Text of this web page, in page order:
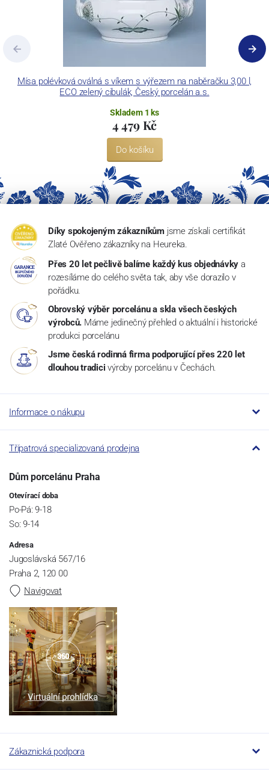
Mísa polévková oválná s víkem s výřezem na naběračku 3,00 l,
ECO zelený cibulák, Český porcelán a.s.
Skladem 1 ks
4 479 Kč
Do košíku
Díky spokojeným zákazníkům jsme získali certifikát
Zlaté Ověřeno zákazníky na Heureka.
Přes 20 let pečlivě balíme každý kus objednávky a
rozesíláme do celého světa tak, aby vše dorazilo v
pořádku.
Obrovský výběr porcelánu a skla všech českých
výrobců. Máme jedinečný přehled o aktuální i historické
produkci porcelánu
Jsme česká rodinná firma podporující přes 220 let
dlouhou tradici výroby porcelánu v Čechách.
Informace o nákupu
Třípatrová specializovaná prodejna
Dům porcelánu Praha
Otevírací doba
Po-Pá: 9-18
So: 9-14
Adresa
Jugoslávská 567/16
Praha 2, 120 00
Navigovat
Zákaznická podpora